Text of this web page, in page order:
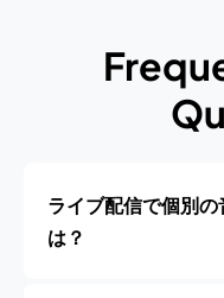
ライブ配信で個別
は？